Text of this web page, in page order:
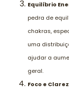
Equilíbrio
pedra de
chakras,
uma
ajudar a
geral.
Foco e